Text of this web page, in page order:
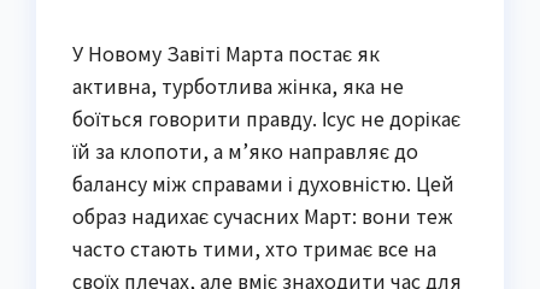
У Новому Завіті Марта постає як
активна, турботлива жінка, яка не
боїться говорити правду. Ісус не дорікає
їй за клопоти, а м’яко направляє до
балансу між справами і духовністю. Цей
образ надихає сучасних Март: вони теж
часто стають тими, хто тримає все на
своїх плечах, але вміє знаходити час для